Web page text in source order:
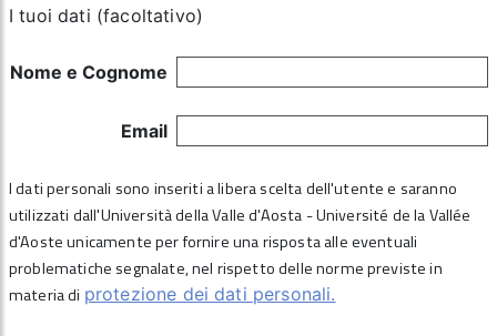
I tuoi dati (facoltativo)
Nome e Cognome
Email
I dati personali sono inseriti a libera scelta dell'utente e saranno
utilizzati dall'Università della Valle d'Aosta - Université de la Vallée
d'Aoste unicamente per fornire una risposta alle eventuali
problematiche segnalate, nel rispetto delle norme previste in
materia di protezione dei dati personali.